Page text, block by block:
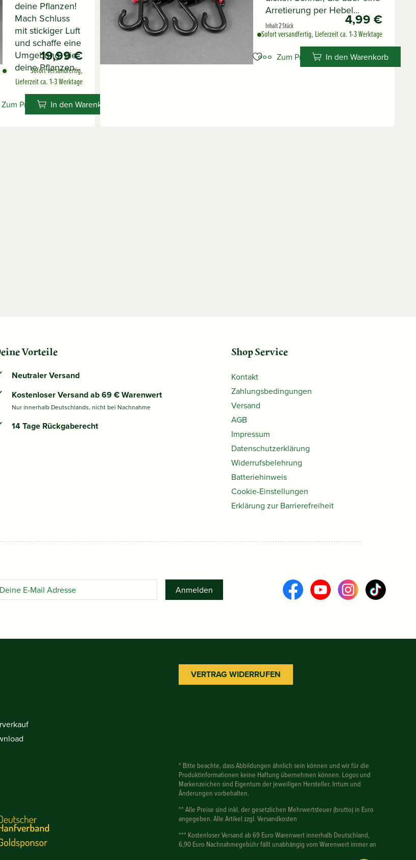
deine Pflanzen!
Mach Schluss
mit stickiger Luft
und schaffe eine
Umgebung, die
deine Pflanzen...
19,99 €
Sofort versandfertig,
Lieferzeit ca. 1-3 Werktage
In den Warenkorb
Zum Produkt
Arretierung per Hebel...
Inhalt2 Stück 4,99 €
Sofort versandfertig, Lieferzeit ca. 1-3 Werktage
In den Warenkorb
Zum Produkt
Vorteile
Neutraler Versand
Kostenloser Versand ab 69 € Warenwert
Nur innerhalb Deutschlands, nicht bei Nachnahme
14 Tage Rückgaberecht
Shop Service
Kontakt
Zahlungsbedingungen
Versand
AGB
Impressum
Datenschutzerklärung
Widerrufsbelehrung
Batteriehinweis
Cookie-Einstellungen
Erklärung zur Barrierefreiheit
Anmelden
VERTRAG WIDERRUFEN
* Bitte beachte, dass Abbildungen ähnlich sein können und wir für die
Produktinformationen keine Haftung übernehmen können. Logos und
Markenzeichen sind Eigentum der jeweiligen Hersteller. Irrtum und
Änderungen vorbehalten.
** Alle Preise sind inkl. der gesetzlichen Mehrwertsteuer (brutto) in Euro
angegeben. Alle Artikel zzgl. Versandkosten
*** Kostenloser Versand ab 69 Euro Warenwert innerhalb Deutschland,
6,90 Euro Nachnahmegebühr fällt unabhängig vom Warenwert immer an